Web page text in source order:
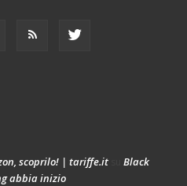
scoprilo! | tariffe.it
Black
abbia inizio